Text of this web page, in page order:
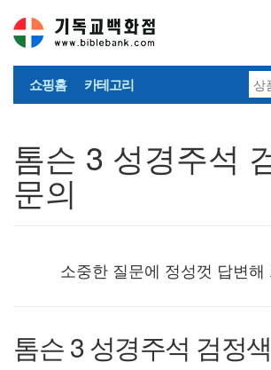
쇼핑홈 카테고리
톰슨 3 성경주석
문의
소중한 질문에 정성껏 답변해
톰슨 3 성경주석 검정